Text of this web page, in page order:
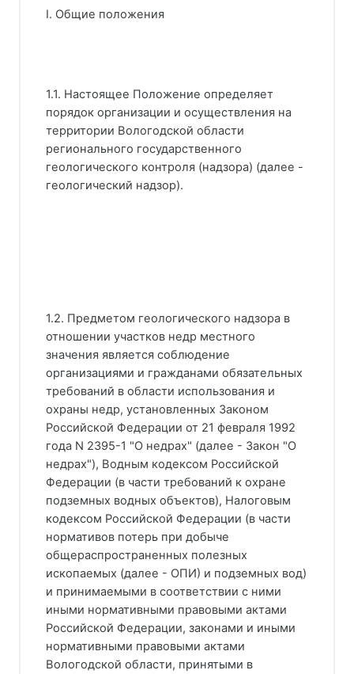
I. Общие положения
1.1. Настоящее Положение определяет
порядок организации и осуществления на
территории Вологодской области
регионального государственного
геологического контроля (надзора) (далее -
геологический надзор).
1.2. Предметом геологического надзора в
отношении участков недр местного
значения является соблюдение
организациями и гражданами обязательных
требований в области использования и
охраны недр, установленных Законом
Российской Федерации от 21 февраля 1992
года N 2395-1 "О недрах" (далее - Закон "О
недрах"), Водным кодексом Российской
Федерации (в части требований к охране
подземных водных объектов), Налоговым
кодексом Российской Федерации (в части
нормативов потерь при добыче
общераспространенных полезных
ископаемых (далее - ОПИ) и подземных вод)
и принимаемыми в соответствии с ними
иными нормативными правовыми актами
Российской Федерации, законами и иными
нормативными правовыми актами
Вологодской области, принятыми в